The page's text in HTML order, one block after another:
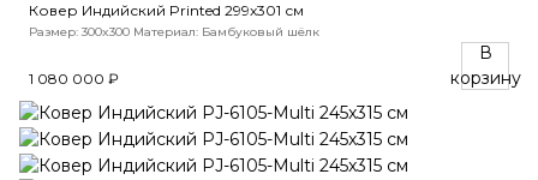
Ковер Индийский Printed 299x301 см
Размер: 300x300 Материал: Бамбуковый шёлк
1 080 000 ₽
В
корзину